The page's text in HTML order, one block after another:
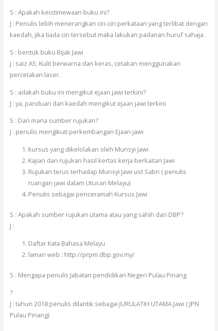
S : Apakah keistimewaan buku ini?
J : Penulis lebih menerangkan ciri-ciri perkataan yang terlibat dengan
kaedah, jika tiada ciri tersebut maka lakukan padanan huruf sahaja.
S : bentuk buku Bijak Jawi
J : saiz A5, Kulit berwarna dan keras, cetakan menggunakan
percetakan laser.
S : adakah buku ini mengikut ejaan jawi terkini?
J : ya, panduan dan kaedah mengikut ejaan jawi terkini
S : Dari mana sumber rujukan?
J : penulis mengikuti perkembangan Ejaan jawi
kursus yang dikelolakan oleh Munsyi Jawi
Kajian dan rujukan hasil kertas kerja berkaitan Jawi
Rujukan terus terhadap Munsyi Jawi ust Sabri ( penulis
ruangan jawi dalam Utusan Melayu)
Penulis sebagai penceramah Kursus Jawi
S : Apakah sumber rujukan utama atau yang sahih dari DBP?
J :
Daftar Kata Bahasa Melayu
laman web : http://prpm.dbp.gov.my/
S : Mengapa penulis Jabatan pendidikan Negeri Pulau Pinang
?
J : tahun 2018 penulis dilantik sebagai JURULATIH UTAMA Jawi ( JPN
Pulau Pinang)